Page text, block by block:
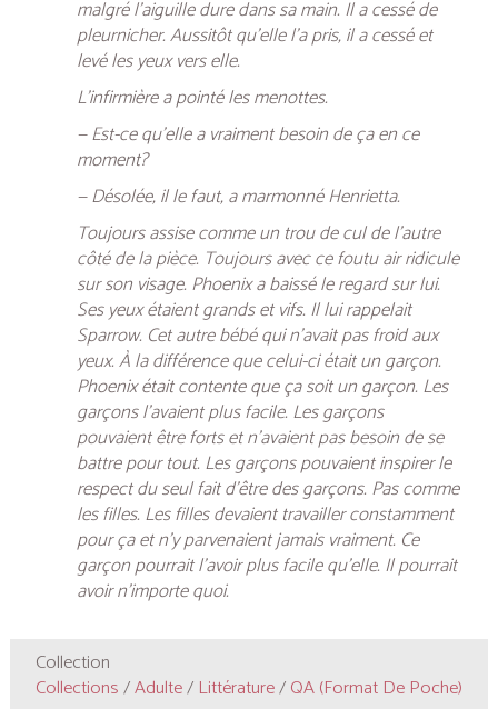
malgré l’aiguille dure dans sa main. Il a cessé de
pleurnicher. Aussitôt qu’elle l’a pris, il a cessé et
levé les yeux vers elle.
L’infirmière a pointé les menottes.
— Est-ce qu’elle a vraiment besoin de ça en ce
moment?
— Désolée, il le faut, a marmonné Henrietta.
Toujours assise comme un trou de cul de l’autre
côté de la pièce. Toujours avec ce foutu air ridicule
sur son visage. Phoenix a baissé le regard sur lui.
Ses yeux étaient grands et vifs. Il lui rappelait
Sparrow. Cet autre bébé qui n’avait pas froid aux
yeux. À la différence que celui-ci était un garçon.
Phoenix était contente que ça soit un garçon. Les
garçons l’avaient plus facile. Les garçons
pouvaient être forts et n’avaient pas besoin de se
battre pour tout. Les garçons pouvaient inspirer le
respect du seul fait d’être des garçons. Pas comme
les filles. Les filles devaient travailler constamment
pour ça et n’y parvenaient jamais vraiment. Ce
garçon pourrait l’avoir plus facile qu’elle. Il pourrait
avoir n’importe quoi.
Collection
Collections/Adulte/ Littérature/QA (format De Poche)